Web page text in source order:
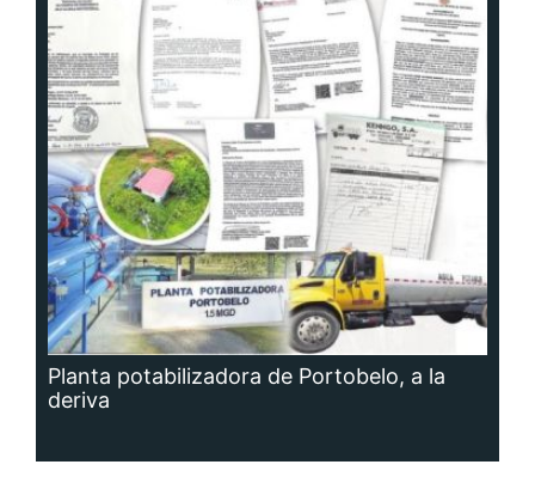
Planta potabilizadora de Portobelo, a la
deriva